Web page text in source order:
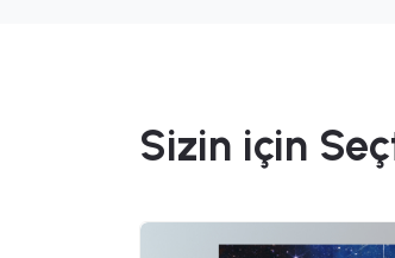
Sizin için